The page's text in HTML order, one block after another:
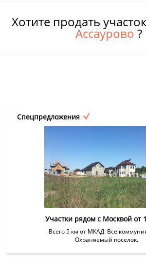
Хотите продать участок
Ассаурово ?
Спецпредложения
Участки рядом с Москвой от
Всего 5 км от МКАД. Все
Охраняемый поселок.